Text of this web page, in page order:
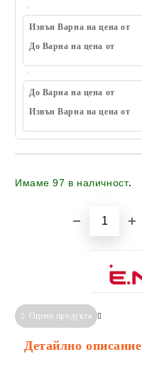
Извън Варна на цена от
До Варна на цена от
До Варна на цена от
Извън Варна на цена от
Имаме97 в наличност.
Оцени продукта
Детайлно описание